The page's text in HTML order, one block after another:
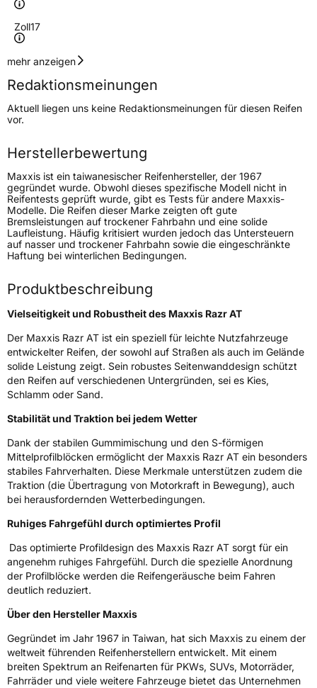
Zoll17
Geschwindigkeitsindex
Höchstgeschwindigkeit
210 km/h
Lastindex96
Höchstlast710 kg
Generelle Merkmale
FahrzeugtypSUV
VerwendungGanzjahresreifen
ModellnameRazr AT 781
Weitere Eigenschaften
SchlauchtypTL
Zustand Neureifen
EU Label
EffizienzD
NasshaftungD
Rollgeräusch (dB) 72
FahrzeugklasseC1
Eisgrip Nein
EPREL ID2259502
mehr anzeigen
Redaktionsmeinungen
Aktuell liegen uns keine Redaktionsmeinungen für diesen Reifen
vor.
Herstellerbewertung
Maxxis ist ein taiwanesischer Reifenhersteller, der 1967
gegründet wurde. Obwohl dieses spezifische Modell nicht in
Reifentests geprüft wurde, gibt es Tests für andere Maxxis-
Modelle. Die Reifen dieser Marke zeigten oft gute
Bremsleistungen auf trockener Fahrbahn und eine solide
Laufleistung. Häufig kritisiert wurden jedoch das Untersteuern
auf nasser und trockener Fahrbahn sowie die eingeschränkte
Haftung bei winterlichen Bedingungen.
Produktbeschreibung
Vielseitigkeit und Robustheit des Maxxis Razr AT
Der Maxxis Razr AT ist ein speziell für leichte Nutzfahrzeuge
entwickelter Reifen, der sowohl auf Straßen als auch im Gelände
solide Leistung zeigt. Sein robustes Seitenwanddesign schützt
den Reifen auf verschiedenen Untergründen, sei es Kies,
Schlamm oder Sand.
Stabilität und Traktion bei jedem Wetter
Dank der stabilen Gummimischung und den S-förmigen
Mittelprofilblöcken ermöglicht der Maxxis Razr AT ein besonders
stabiles Fahrverhalten. Diese Merkmale unterstützen zudem die
Traktion (die Übertragung von Motorkraft in Bewegung), auch
bei herausfordernden Wetterbedingungen.
Ruhiges Fahrgefühl durch optimiertes Profil
Das optimierte Profildesign des Maxxis Razr AT sorgt für ein
angenehm ruhiges Fahrgefühl. Durch die spezielle Anordnung
der Profilblöcke werden die Reifengeräusche beim Fahren
deutlich reduziert.
Über den Hersteller Maxxis
Gegründet im Jahr 1967 in Taiwan, hat sich Maxxis zu einem der
weltweit führenden Reifenherstellern entwickelt. Mit einem
breiten Spektrum an Reifenarten für PKWs, SUVs, Motorräder,
Fahrräder und viele weitere Fahrzeuge bietet das Unternehmen